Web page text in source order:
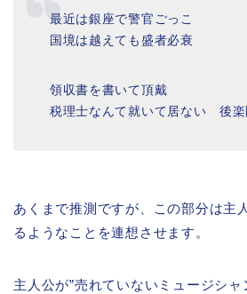
最近は銀座で警官ごっこ
国境は越えても盛者必衰
領収書を書いて頂戴
税理士なんて就いて居ない 後楽
あくまで推測ですが、この部分は主
るようなことを連想させます。
主人公が”売れていないミュージシ